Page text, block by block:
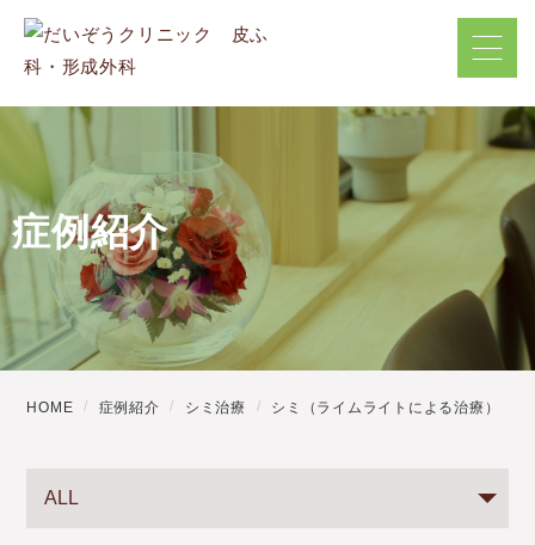
症例紹介
HOME 症例紹介 シミ治療 シミ（ライムライトによる治療）